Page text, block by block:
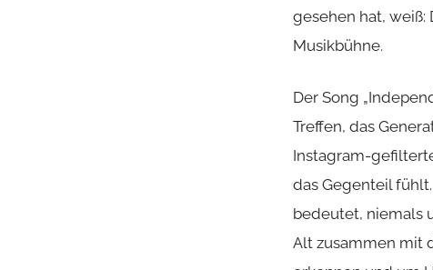
gesehen hat,
Musikbühne.
Der Song
Treffen, das
Instagram-
das Gegenteil
bedeutet, niemals
Alt zusammen mit